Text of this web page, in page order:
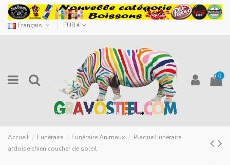
Français EUR €
0
Accueil Funéraire Funéraire Animaux
Plaque Funéraire
ardoise chien coucher de soleil